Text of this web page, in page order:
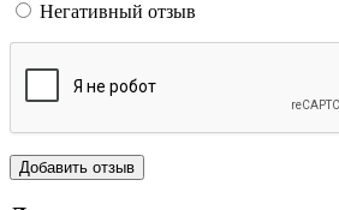
Негативный отзыв